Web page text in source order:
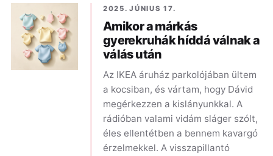
2025. JÚNIUS 17.
Amikor a márkás
gyerekruhák híddá válnak a
válás után
Az IKEA áruház parkolójában ültem
a kocsiban, és vártam, hogy Dávid
megérkezzen a kislányunkkal. A
rádióban valami vidám sláger szólt,
éles ellentétben a bennem kavargó
érzelmekkel. A visszapillantó